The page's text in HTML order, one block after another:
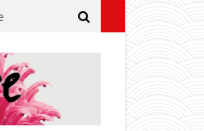
Grom izazvao požar na vrhu